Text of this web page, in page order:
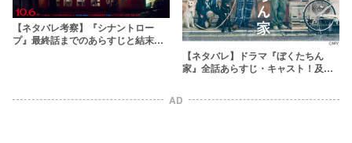
【ネタバレ考察】『シナントロー
プ』最終話までのあらすじと結末予
【ネタバレ】ドラマ『ぼくたちん
家』全話あらすじ・キャスト！及川×
AD